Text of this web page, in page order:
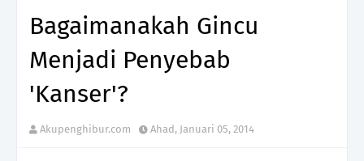
Bagaimanakah Gincu
Menjadi Penyebab
'Kanser'?
Akupenghibur.com Ahad, Januari 05, 2014